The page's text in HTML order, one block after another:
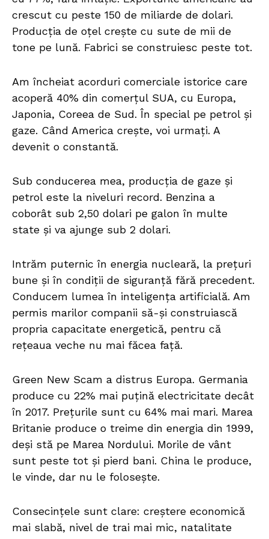
crescut cu peste 150 de miliarde de dolari.
Producția de oțel crește cu sute de mii de
tone pe lună. Fabrici se construiesc peste tot.
Am încheiat acorduri comerciale istorice care
acoperă 40% din comerțul SUA, cu Europa,
Japonia, Coreea de Sud. În special pe petrol și
gaze. Când America crește, voi urmați. A
devenit o constantă.
Sub conducerea mea, producția de gaze și
petrol este la niveluri record. Benzina a
coborât sub 2,50 dolari pe galon în multe
state și va ajunge sub 2 dolari.
Intrăm puternic în energia nucleară, la prețuri
bune și în condiții de siguranță fără precedent.
Conducem lumea în inteligența artificială. Am
permis marilor companii să-și construiască
propria capacitate energetică, pentru că
rețeaua veche nu mai făcea față.
Green New Scam a distrus Europa. Germania
produce cu 22% mai puțină electricitate decât
în 2017. Prețurile sunt cu 64% mai mari. Marea
Britanie produce o treime din energia din 1999,
deși stă pe Marea Nordului. Morile de vânt
sunt peste tot și pierd bani. China le produce,
le vinde, dar nu le folosește.
Consecințele sunt clare: creștere economică
mai slabă, nivel de trai mai mic, natalitate